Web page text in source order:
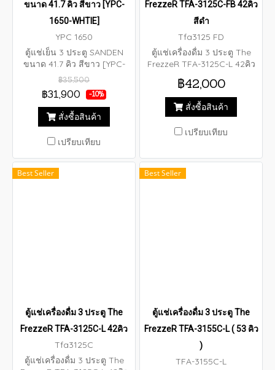
ขนาด 41.7 คิว สีขาว [YPC-
1650-WHTIE]
YPC 1650
ตู้แช่เย็น 3 ประตู SANDEN
ขนาด 41.7 คิว สีขาว [YPC-
1650-WHTIE] ขนาดความจุ
1,180 ลิตร (41.7 คิว) ขนาด
(กว้างxลึกxสูง) 165 x 59.6 x
200 ซม.
฿35,500
฿31,900 -10%
สั่งซื้อสินค้า
เปรียบเทียบ
FrezzeR TFA-3125C-FB 42คิว
สีดำ
Tfa3125 FD
ตู้แช่เครื่องดื่ม 3 ประตู The
FrezzeR TFA-3125C-L 42คิว
ขนาดตู้ (กว้าง x ลึก x สูง)
165.0 x 65.0 x 200.0 ซม
ขนาดความจุ : 42.4 คิว (1,200
ลิตร)
฿42,000
สั่งซื้อสินค้า
เปรียบเทียบ
Best Seller
ตู้แช่เครื่องดื่ม 3 ประตู The
FrezzeR TFA-3125C-L 42คิว
Tfa3125C
ตู้แช่เครื่องดื่ม 3 ประตู The
Best Seller
ตู้แช่เครื่องดื่ม 3 ประตู The
FrezzeR TFA-3155C-L ( 53 คิว
)
TFA-3155C-L